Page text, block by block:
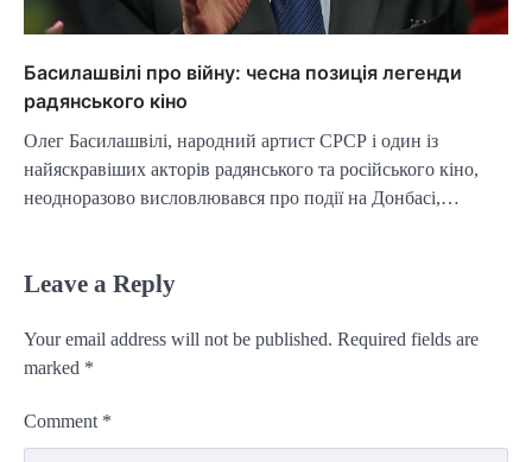
Басилашвілі про війну: чесна позиція легенди
радянського кіно
Олег Басилашвілі, народний артист СРСР і один із
найяскравіших акторів радянського та російського кіно,
неодноразово висловлювався про події на Донбасі,…
Leave a Reply
Your email address will not be published. Required fields are
marked *
Comment *